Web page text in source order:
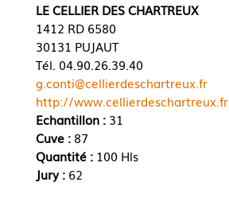
LE CELLIER DES CHARTREUX
1412 RD 6580
30131 PUJAUT
Tél. 04.90.26.39.40
g.conti@cellierdeschartreux.fr
http://www.cellierdeschartreux.fr
Echantillon :31
Cuve : 87
Quantité : 100 Hls
Jury : 62